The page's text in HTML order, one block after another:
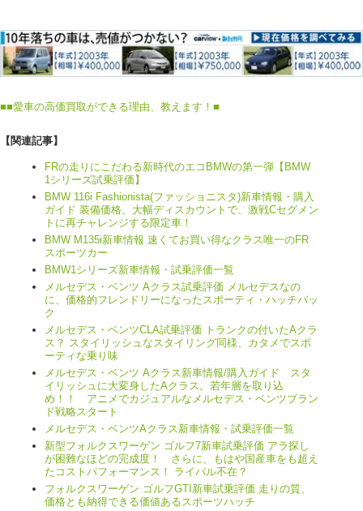
■■愛車の高価買取ができる理由、教えます！■
【関連記事】
FRの走りにこだわる新時代のエコBMWの第一弾【BMW
1シリーズ試乗評価】
BMW 116i Fashionista(ファッショニスタ)新車情報・購入
ガイド 装備価格、大幅ディスカウントで、激戦Cセグメン
トに再チャレンジする限定車！
BMW M135i新車情報 速くてお買い得なクラス唯一のFR
スポーツカー
BMW1シリーズ新車情報・試乗評価一覧
メルセデス・ベンツ Aクラス試乗評価 メルセデスなの
に、価格的フレンドリーになったスポーティ・ハッチバッ
ク
メルセデス・ベンツCLA試乗評価 トランクの付いたAクラ
ス？ スタイリッシュなスタイリング同様、カタメでスポ
ーティな乗り味
メルセデス・ベンツ Aクラス新車情報/購入ガイド スタ
イリッシュに大変身したAクラス。若年層を取り込
め！！ アニメでカジュアルなメルセデス・ベンツブラン
ド戦略スタート
メルセデス・ベンツAクラス新車情報・試乗評価一覧
新型フォルクスワーゲン ゴルフ7新車試乗評価 アラ探し
が困難なほどの完成度！ さらに、もはや国産車をも超え
たコストパフォーマンス！ ライバル不在？
フォルクスワーゲン ゴルフGTI新車試乗評価 走りの質、
価格とも納得できる価値あるスポーツハッチ